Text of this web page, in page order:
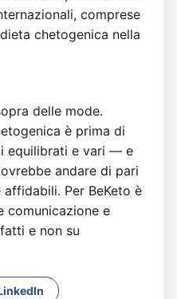
comprese
chetogenica nella
delle mode.
è prima di
equilibrati e vari — e
andare di pari
Per BeKeto è
comunicazione e
e non su